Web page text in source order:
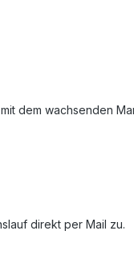
dem wachsenden
direkt per Mail zu.